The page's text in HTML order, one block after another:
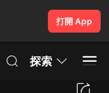
打開 App
探索